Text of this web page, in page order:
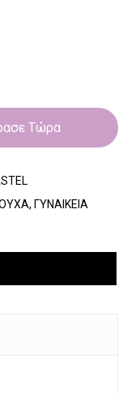
Τώρα
, ΓΥΝΑΙΚΕΙΑ